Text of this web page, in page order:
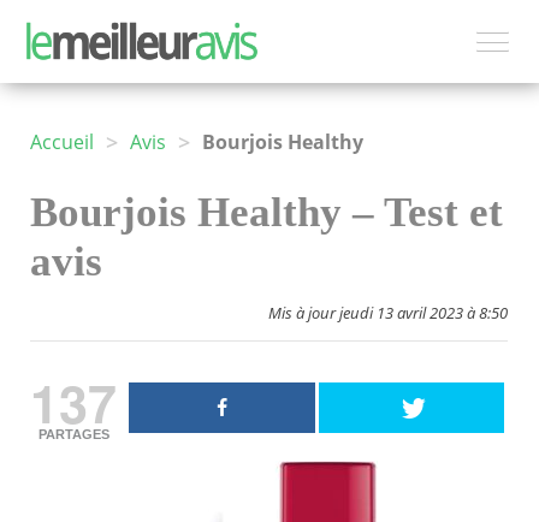
Accueil > Avis > Bourjois Healthy
Bourjois Healthy – Test et
avis
Mis à jour jeudi 13 avril 2023 à 8:50
137
PARTAGES